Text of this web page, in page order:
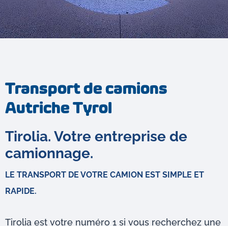
Hrvatski
Română
Transport de camions
Autriche Tyrol
Tirolia. Votre entreprise de
camionnage.
LE TRANSPORT DE VOTRE CAMION EST SIMPLE ET
RAPIDE.
Tirolia est votre numéro 1 si vous recherchez une